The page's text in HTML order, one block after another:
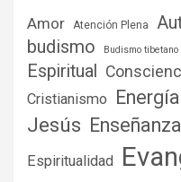
Amor Atención Plena
budismo Budismo tibetano
Espiritual
Cristianismo Energía
Jesús
Espiritualidad